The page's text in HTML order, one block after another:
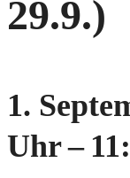
29.9.)
1.
Uhr–